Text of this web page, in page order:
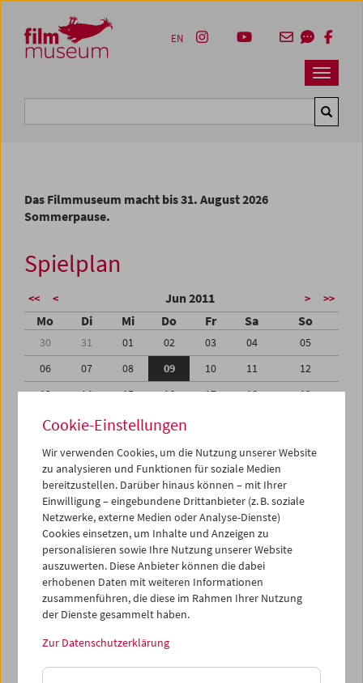
Zum Inhalt
Zum Hauptmenü
Zur Servicenavigation
Zum Suche
Navbar
EN
Das Filmmuseum macht bis 31. August 2026
Sommerpause.
Spielplan
<< < Jun 2011 > >>
Mo Di Mi Do Fr Sa So
30 31 01 02 03 04
05
06
07 08 09 10 11
12
13
14 15 16 17 18
19
20
21 22 23
27
29 01
03
04
05 06 07 08 09
iCalender
Programmheft-PDF
English language or subtitles
< Vorherige Woche
Mo 6.6.
Cookie-Einstellungen
Wir verwenden Cookies, um die Nutzung unserer Website
zu analysieren und Funktionen für soziale Medien
bereitzustellen. Darüber hinaus können – mit Ihrer
Einwilligung – eingebundene Drittanbieter (z. B. soziale
Netzwerke, externe Medien oder Analyse-Dienste)
Cookies einsetzen, um Inhalte und Anzeigen zu
personalisieren sowie Ihre Nutzung unserer Website
auszuwerten. Diese Anbieter können die dabei
erhobenen Daten mit weiteren Informationen
zusammenführen, die diese im Rahmen Ihrer Nutzung
der Dienste gesammelt haben.
Zur Datenschutzerklärung